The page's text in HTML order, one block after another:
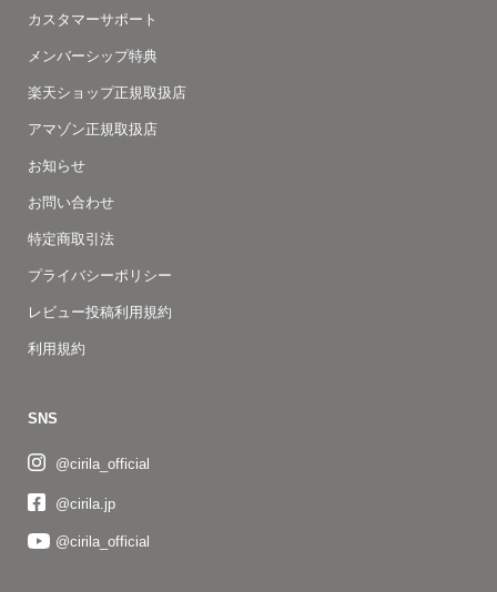
カスタマーサポート
メンバーシップ特典
楽天ショップ正規取扱店
アマゾン正規取扱店
お知らせ
お問い合わせ
特定商取引法
プライバシーポリシー
レビュー投稿利用規約
利用規約
SNS
@cirila_official
@cirila.jp
@cirila_official